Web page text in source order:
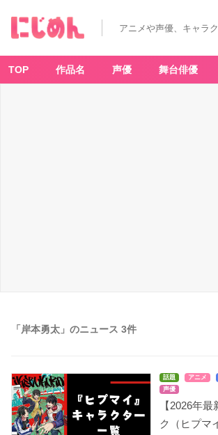
アニメや声優、キャラ
TOP 作品名 声優 舞台俳優
「岸本勇太」のニュース 3件
話題 アニメ
声優
【2026年
ク（ヒプマ